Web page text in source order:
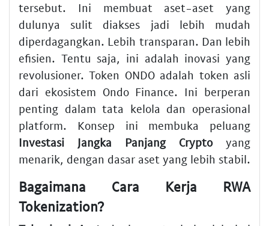
tersebut. Ini membuat aset-aset yang
dulunya sulit diakses jadi lebih mudah
diperdagangkan. Lebih transparan. Dan lebih
efisien. Tentu saja, ini adalah inovasi yang
revolusioner. Token ONDO adalah token asli
dari ekosistem Ondo Finance. Ini berperan
penting dalam tata kelola dan operasional
platform. Konsep ini membuka peluang
Investasi Jangka Panjang Cryptoyang
menarik, dengan dasar aset yang lebih stabil.
Bagaimana Cara Kerja RWA
Tokenization?